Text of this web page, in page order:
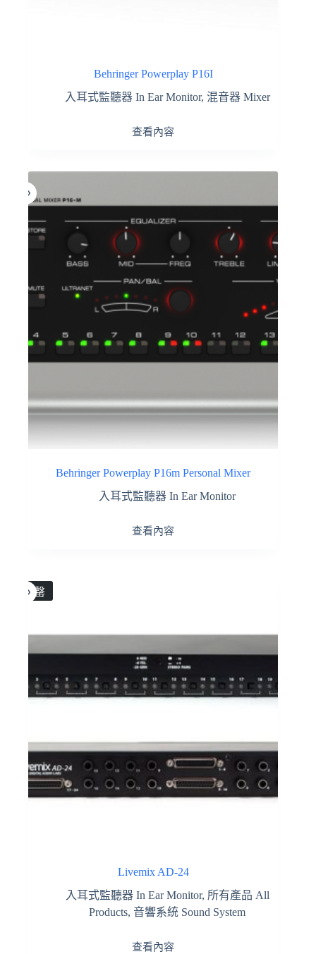
Behringer Powerplay P16I
入耳式監聽器 In Ear Monitor, 混音器 Mixer
查看內容
Behringer Powerplay P16m Personal Mixer
入耳式監聽器 In Ear Monitor
查看內容
售罄
Livemix AD-24
入耳式監聽器 In Ear Monitor, 所有產品 All
Products,音響系統 Sound System
查看內容